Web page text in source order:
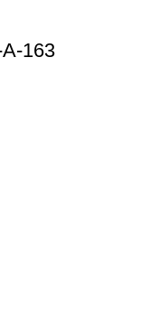
163